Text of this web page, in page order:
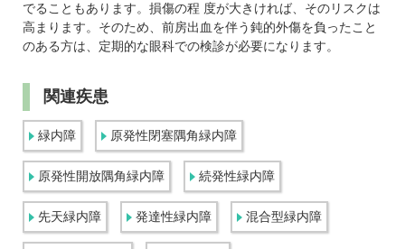
でることもあります。損傷の程 度が大きければ、そのリスクは
高まります。そのため、前房出血を伴う鈍的外傷を負ったこと
のある方は、定期的な眼科での検診が必要になります。
関連疾患
緑内障 原発性閉塞隅角緑内障
原発性開放隅角緑内障 続発性緑内障
先天緑内障 発達性緑内障 混合型緑内障